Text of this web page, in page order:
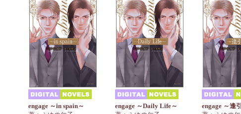
engage ～in spain～
engage ～Daily Life～
engage ～逢